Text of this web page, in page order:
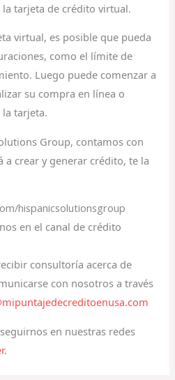
tarjeta de crédito virtual.
virtual, es posible que pueda
como el límite de
Luego puede comenzar a
su compra en línea o
tarjeta.
Group, contamos con
a crear y generar crédito, te la
hispanicsolutionsgroup
en el canal de crédito
consultoría acerca de
con nosotros a través
en nuestras redes
.